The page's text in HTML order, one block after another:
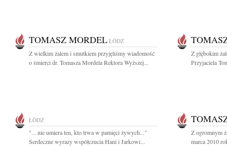
TOMASZ MORDEL ŁÓDŹ
Z wielkim żalem i smutkiem przyjęliśmy wiadomość
o śmierci dr. Tomasza Mordela Rektora Wyższej...
Z głębokim
Przyjaciela
ŁÓDŹ
"... nie umiera ten, kto trwa w pamięci żywych..."
Serdeczne wyrazy współczucia Hani i Jarkowi...
Z ogromnym
marca 2010